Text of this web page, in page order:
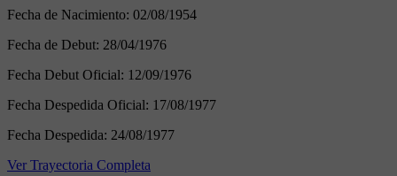
Fecha de Nacimiento: 02/08/1954
Fecha de Debut: 28/04/1976
Fecha Debut Oficial: 12/09/1976
Fecha Despedida Oficial: 17/08/1977
Fecha Despedida: 24/08/1977
Ver Trayectoria Completa